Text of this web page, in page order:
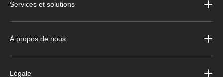
Services et solutions
À propos de nous
Légale